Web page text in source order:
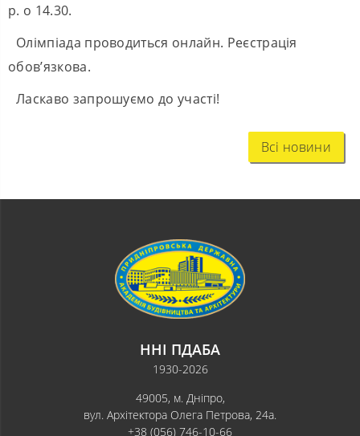
р. о 14.30.
Олімпіада проводиться онлайн. Реєстрація
обов’язкова.
Ласкаво запрошуємо до участі!
Всі новини
ННІ ПДАБА
1930-2026
49005, м. Дніпро,
вул. Архітектора Олега Петрова, 24а.
+38 (056) 746-10-66